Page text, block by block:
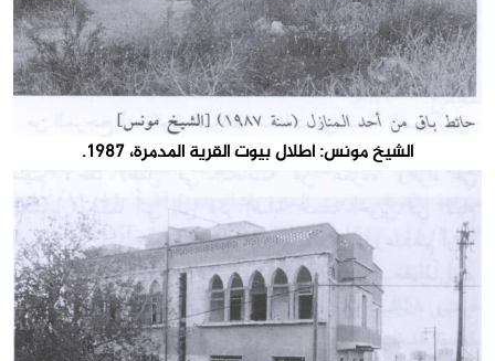
الشيخ مونس: أطلال بيوت القرية المدمرة، 1987.